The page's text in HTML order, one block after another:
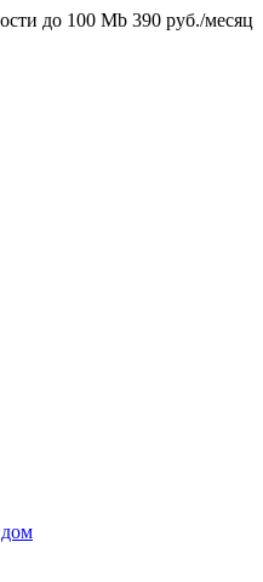
до 100 Mb 390 руб./месяц